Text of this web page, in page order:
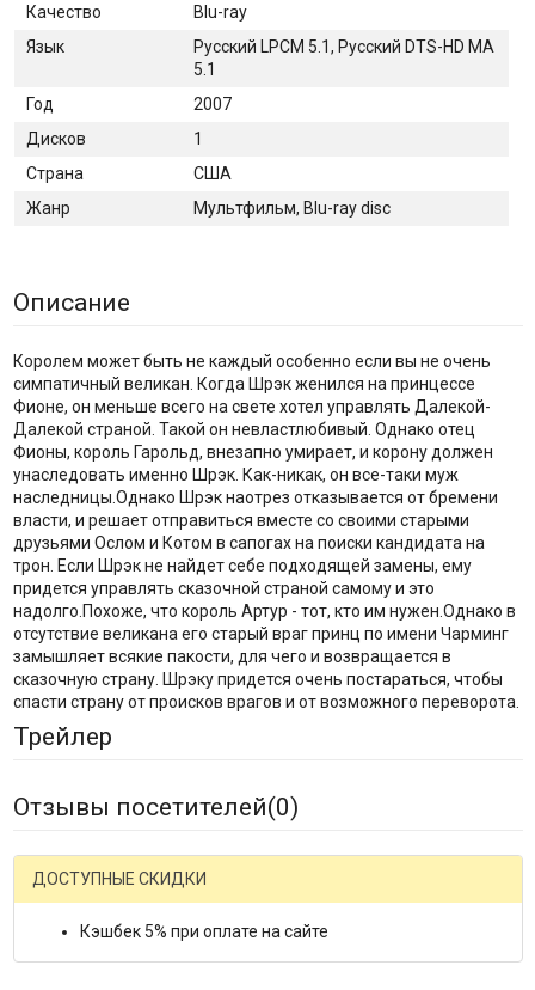
Качество
Blu-ray
Язык
Русский LPCM 5.1, Русский DTS-HD MA
5.1
Год
2007
Дисков
1
Страна
США
Жанр
Мультфильм, Blu-ray disc
Описание
Королем может быть не каждый особенно если вы не очень
симпатичный великан. Когда Шрэк женился на принцессе
Фионе, он меньше всего на свете хотел управлять Далекой-
Далекой страной. Такой он невластлюбивый. Однако отец
Фионы, король Гарольд, внезапно умирает, и корону должен
унаследовать именно Шрэк. Как-никак, он все-таки муж
наследницы.Однако Шрэк наотрез отказывается от бремени
власти, и решает отправиться вместе со своими старыми
друзьями Ослом и Котом в сапогах на поиски кандидата на
трон. Если Шрэк не найдет себе подходящей замены, ему
придется управлять сказочной страной самому и это
надолго.Похоже, что король Артур - тот, кто им нужен.Однако в
отсутствие великана его старый враг принц по имени Чарминг
замышляет всякие пакости, для чего и возвращается в
сказочную страну. Шрэку придется очень постараться, чтобы
спасти страну от происков врагов и от возможного переворота.
Трейлер
Отзывы посетителей(0)
ДОСТУПНЫЕ СКИДКИ
Кэшбек 5% при оплате на сайте